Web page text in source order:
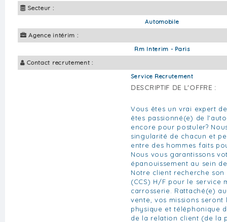
Secteur :
Automobile
Agence intérim :
Rm Interim - Paris
Contact recrutement :
Service Recrutement
DESCRIPTIF DE L'OFFRE :
Vous êtes un vrai expert
êtes passionné(e) de
encore pour postuler?
singularité de chacun et
entre des hommes faits
Nous vous garantissons
épanouissement au sein
Notre client recherche
(CCS) H/F pour le service
carrosserie. Rattaché(e)
vente, vos missions seront
physique et téléphonique
de la relation client (de la